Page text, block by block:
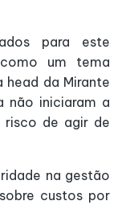
para este
um tema
head da Mirante
não iniciaram a
risco de agir de
na gestão
custos por